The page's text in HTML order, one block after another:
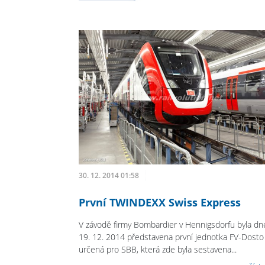
30. 12. 2014 01:58
První TWINDEXX Swiss Express
V závodě firmy Bombardier v Hennigsdorfu byla
19. 12. 2014 představena první jednotka FV-Dosto
určená pro SBB, která zde byla sestavena...